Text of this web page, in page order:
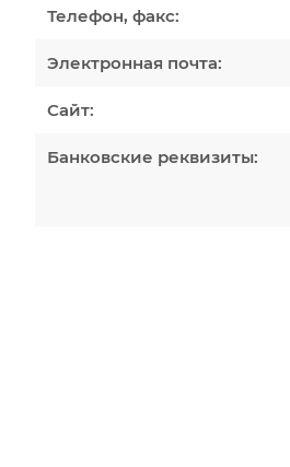
Телефон, факс:
Электронная почта:
Сайт:
Банковские реквизиты: